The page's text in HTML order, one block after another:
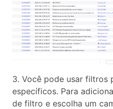
3. Você pode usar filtros
específicos. Para
de filtro e escolha um